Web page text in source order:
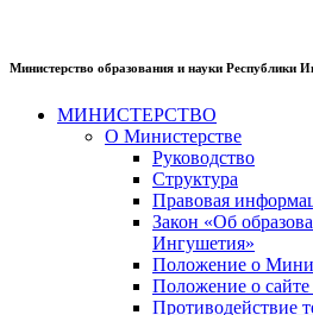
Министерство образования и науки Республики
МИНИСТЕРСТВО
О Министерстве
Руководство
Структура
Правовая
Закон «Об
Ингушетия»
Положение о
Положение о
Противодействие